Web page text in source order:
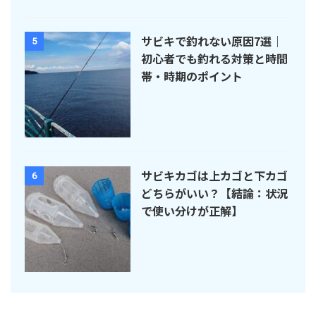
5
サビキで釣れない原因7選｜
初心者でも釣れる対策と時間
帯・時期のポイント
6
サビキカゴは上カゴと下カゴ
どちらがいい？【結論：状況
で使い分けが正解】